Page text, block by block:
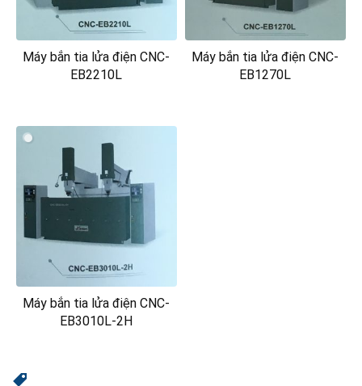
Máy bắn tia lửa điện CNC-
EB2210L
Máy bắn tia lửa điện CNC-
EB1270L
Máy bắn tia lửa điện CNC-
EB3010L-2H